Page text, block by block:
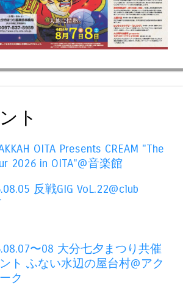
ト
OITA Presents CREAM "The
2026 in OITA"@音楽館
反戦GIG VoL.22@club
〜08 大分七夕まつり共催
ト ふない水辺の屋台村@アク
ク